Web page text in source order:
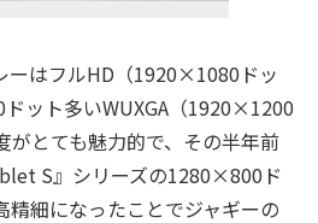
ーはフルHD（1920×1080ドッ
ドット多いWUXGA（1920×1200
がとても魅力的で、その半年前
S』シリーズの1280×800ド
精細になったことでジャギーの